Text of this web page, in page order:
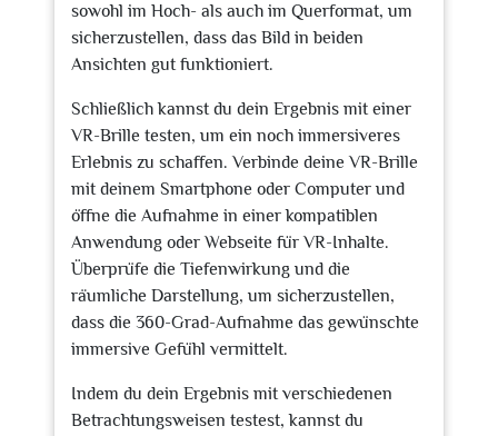
sowohl im Hoch- als auch im Querformat, um
sicherzustellen, dass das Bild in beiden
Ansichten gut funktioniert.
Schließlich kannst du dein Ergebnis mit einer
VR-Brille testen, um ein noch immersiveres
Erlebnis zu schaffen. Verbinde deine VR-Brille
mit deinem Smartphone oder Computer und
öffne die Aufnahme in einer kompatiblen
Anwendung oder Webseite für VR-Inhalte.
Überprüfe die Tiefenwirkung und die
räumliche Darstellung, um sicherzustellen,
dass die 360-Grad-Aufnahme das gewünschte
immersive Gefühl vermittelt.
Indem du dein Ergebnis mit verschiedenen
Betrachtungsweisen testest, kannst du